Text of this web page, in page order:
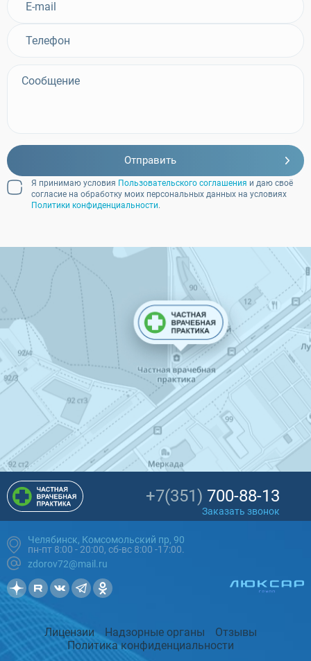
Отправить
Я принимаю условия Пользовательского соглашения и даю своё
согласие на обработку моих персональных данных на условиях
Политики конфиденциальности.
+7(351) 700-88-13
Заказать звонок
Челябинск, Комсомольский пр, 90
пн-пт 8:00 - 20:00, сб-вс 8:00 -17:00.
zdorov72@mail.ru
Лицензии Надзорные органы
Отзывы
Политика конфиденциальности